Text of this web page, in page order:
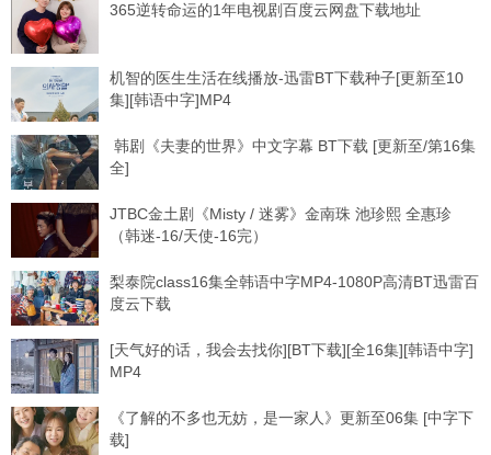
365逆转命运的1年电视剧百度云网盘下载地址
机智的医生生活在线播放-迅雷BT下载种子[更新至10
集][韩语中字]MP4
韩剧《夫妻的世界》中文字幕 BT下载 [更新至/第16集
全]
JTBC金土剧《Misty / 迷雾》金南珠 池珍熙 全惠珍
（韩迷-16/天使-16完）
梨泰院class16集全韩语中字MP4-1080P高清BT迅雷百
度云下载
[天气好的话，我会去找你][BT下载][全16集][韩语中字]
MP4
《了解的不多也无妨，是一家人》更新至06集 [中字下
载]